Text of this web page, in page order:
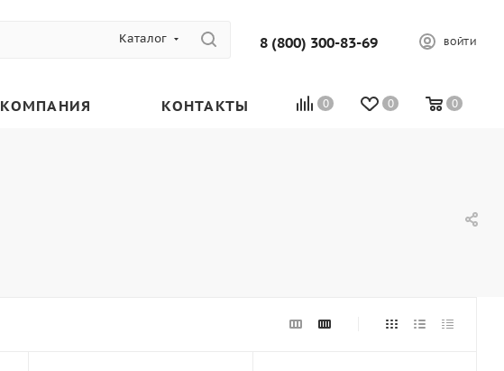
Каталог 8 (800) 300-83-69 ВОЙТИ
0 0 0
КОМПАНИЯ КОНТАКТЫ